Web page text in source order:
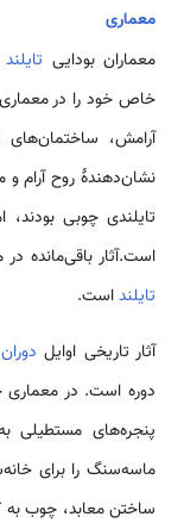
معماری
معماران بودایی تایلند
خاص خود را در معماری
آرامش، ساختمان‌های
نشان‌دهندهٔ روح آرام
تایلندی چوبی
است.آثار باقی‌مانده
تایلنداست.
آثار تاریخی اوایل
دوره است. در معماری
پنجره‌های مستطیلی
ماسه‌سنگ را برای
ساختن معابد، چوب